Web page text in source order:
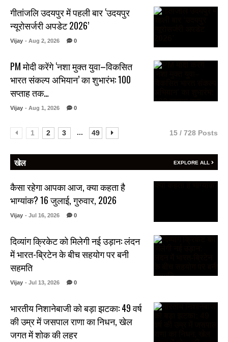
गीतांजलि उदयपुर में पहली बार ‘उदयपुर
न्यूरोसर्जरी अपडेट 2026’
Vijay - Aug 2, 2026 0
PM मोदी करेंगे ‘नशा मुक्त युवा–विकसित
भारत संकल्प अभियान’ का शुभारंभ: 100
सप्ताह तक…
Vijay - Aug 1, 2026 0
1 2 3 ... 49 15 / 728 Posts
खेल EXPLORE ALL
कैसा रहेगा आपका आज, क्या कहता है
भाग्यांक? 16 जुलाई, गुरुवार, 2026
Vijay - Jul 16, 2026 0
दिव्यांग क्रिकेट को मिलेगी नई उड़ान: लंदन
में भारत-ब्रिटेन के बीच सहयोग पर बनी
सहमति
Vijay - Jul 13, 2026 0
भारतीय निशानेबाजी को बड़ा झटका: 49 वर्ष
की उम्र में जसपाल राणा का निधन, खेल
जगत में शोक की लहर